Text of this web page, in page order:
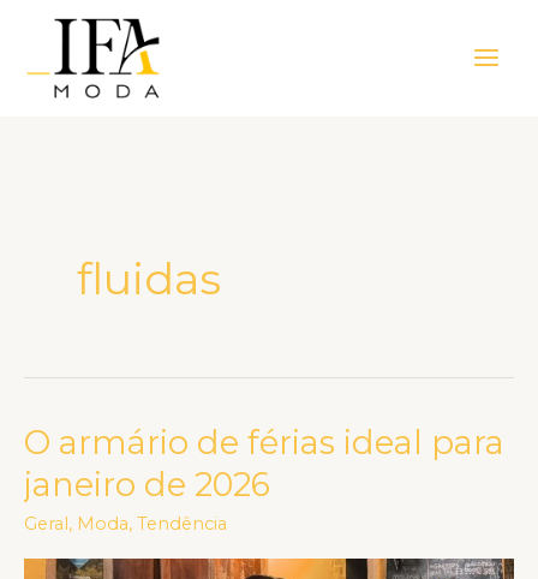
Menu
fluidas
O armário de férias ideal para
janeiro de 2026
Geral , Moda, Tendência
O
armário
de
férias
ideal